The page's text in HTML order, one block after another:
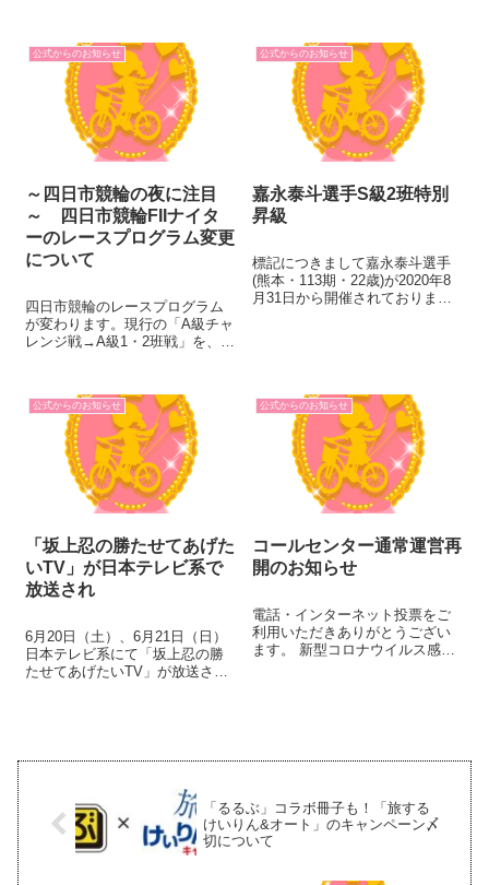
指示及び投票会員新規加入申込
の受付を停止いたします。ご不
便をお掛けしますが、ご理...
公式からのお知らせ
～四日市競輪の夜に注目
～ 四日市競輪FIIナイタ
ーのレースプログラム変更
について
四日市競輪のレースプログラム
が変わります。現行の「A級チャ
レンジ戦→A級1・2班戦」を、
は2020年6月に同競輪場で行われ
るFIIナイター開催。今回のレー
スプログラム変更の趣旨は...
公式からのお知らせ
嘉永泰斗選手S級2班特別
昇級
標記につきまして嘉永泰斗選手
(熊本・113期・22歳)が2020年8
月31日から開催されておりまし
公式からのお知らせ
「坂上忍の勝たせてあげた
いTV」が日本テレビ系で
放送され
6月20日（土）、6月21日（日）
日本テレビ系にて「坂上忍の勝
たせてあげたいTV」が放送され
を手にする熱き戦いをお届...
公式からのお知らせ
コールセンター通常運営再
開のお知らせ
電話・インターネット投票をご
利用いただきありがとうござい
ます。 新型コロナウイルス感染
「るるぶ」コラボ冊子も！「旅する
けいりん&オート」のキャンペーン〆
切について